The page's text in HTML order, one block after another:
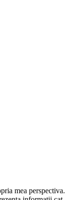
mea perspectiva.